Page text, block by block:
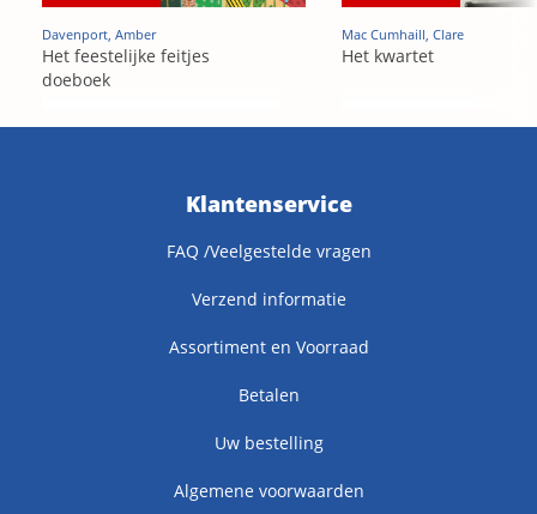
Davenport, Amber
Het feestelijke feitjes
doeboek
Mac Cumhaill, Clare
Het kwartet
Klantenservice
FAQ /Veelgestelde vragen
Verzend informatie
Assortiment en Voorraad
Betalen
Uw bestelling
Algemene voorwaarden